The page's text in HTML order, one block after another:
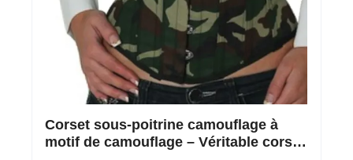
Corset sous-poitrine camouflage à
motif de camouflage – Véritable corset